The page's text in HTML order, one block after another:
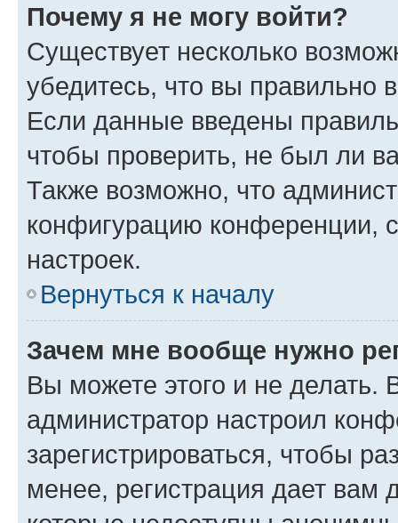
Почему я не могу войти?
Существует несколько
убедитесь, что вы правильно
Если данные введены
чтобы проверить, не был ли
Также возможно, что
конфигурацию конференции,
настроек.
Вернуться к началу
Зачем мне вообще нужно
Вы можете этого и не делать.
администратор настроил
зарегистрироваться, чтобы
менее, регистрация дает вам